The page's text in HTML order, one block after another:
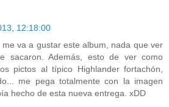
12:18:00
va a gustar este album, nada que ver
sacaron. Además, esto de ver como
pictos al típico Highlander fortachón,
me pega totalmente con la imagen
hecho de esta nueva entrega. xDD